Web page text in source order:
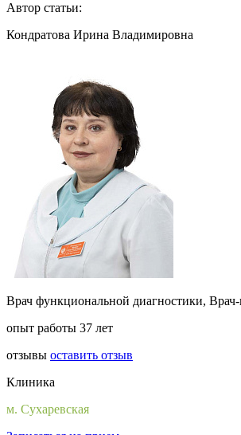
Автор статьи:
Кондратова Ирина Владимировна
Врач функциональной диагностики, Врач-
опыт работы 37 лет
отзывы оставить отзыв
Клиника
м. Сухаревская